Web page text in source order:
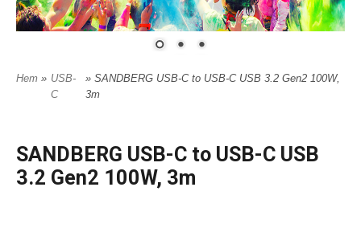
Hem » USB-
C
» SANDBERG USB-C to USB-C USB 3.2 Gen2 100W,
3m
SANDBERG USB-C to USB-C USB
3.2 Gen2 100W, 3m